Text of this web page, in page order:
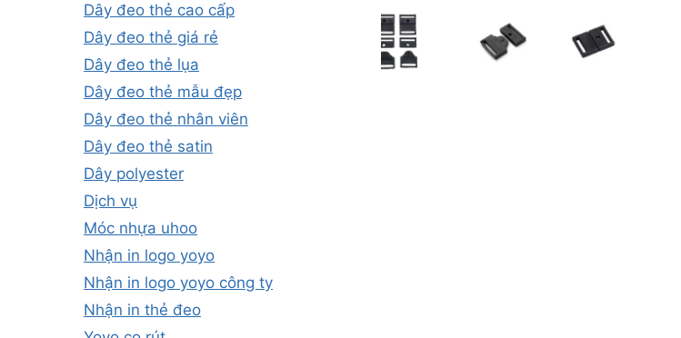
Dây đeo thẻ cao cấp
Dây đeo thẻ giá rẻ
Dây đeo thẻ lụa
Dây đeo thẻ mẫu đẹp
Dây đeo thẻ nhân viên
Dây đeo thẻ satin
Dây polyester
Dịch vụ
Móc nhựa uhoo
Nhận in logo yoyo
Nhận in logo yoyo công ty
Nhận in thẻ đeo